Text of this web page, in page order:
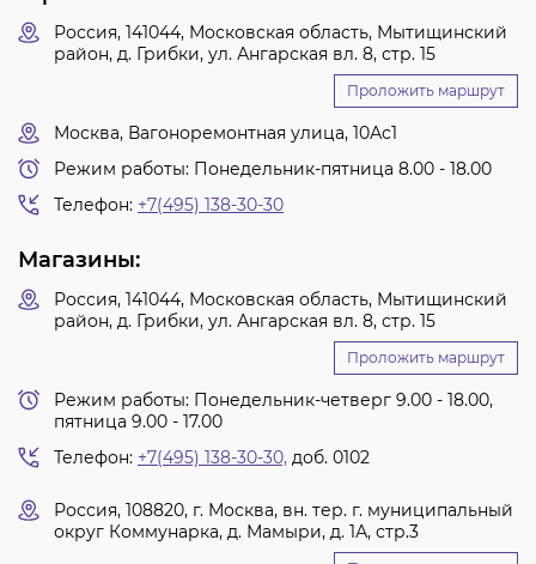
Россия, 141044, Московская область, Мытищинский
район, д. Грибки, ул. Ангарская вл. 8, стр. 15
Проложить маршрут
Москва, Вагоноремонтная улица, 10Ас1
Режим работы: Понедельник-пятница 8.00 - 18.00
Телефон: +7(495) 138-30-30
Магазины:
Россия, 141044, Московская область, Мытищинский
район, д. Грибки, ул. Ангарская вл. 8, стр. 15
Проложить маршрут
Режим работы: Понедельник-четверг 9.00 - 18.00,
пятница 9.00 - 17.00
Телефон: +7(495) 138-30-30, доб. 0102
Россия, 108820, г. Москва, вн. тер. г. муниципальный
округ Коммунарка, д. Мамыри, д. 1А, стр.3